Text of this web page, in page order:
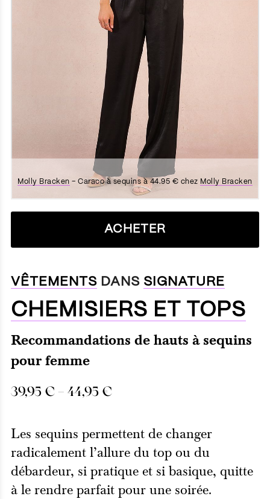
Molly Bracken – Caraco à sequins à 44.95 € chez Molly Bracken
ACHETER
VÊTEMENTSDANS SIGNATURE
CHEMISIERS ET TOPS
Recommandations de hauts à sequins
pour femme
39,95€– 44,95€
Les sequins permettent de changer
radicalement l’allure du top ou du
débardeur, si pratique et si basique, quitte
à le rendre parfait pour une soirée.